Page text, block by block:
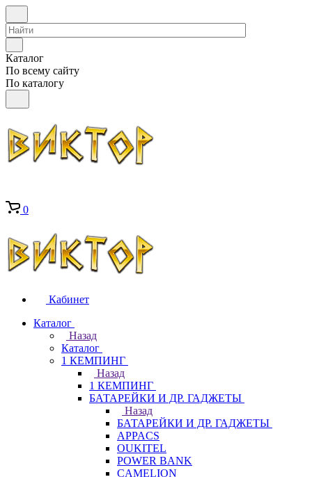
Каталог
По всему сайту
По каталогу
0
Кабинет
Каталог
Назад
Каталог
1 КЕМПИНГ
Назад
1 КЕМПИНГ
БАТАРЕЙКИ И ДР. ГАДЖЕТЫ
Назад
БАТАРЕЙКИ И ДР. ГАДЖЕТЫ
APPACS
OUKITEL
POWER BANK
CAMELION